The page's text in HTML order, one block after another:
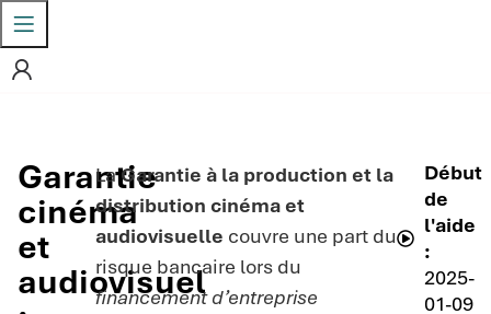
Garantie
cinéma
et
audiovisuel
LaGarantie à la production et la
distribution cinéma et
audiovisuelle couvre une part du
risque bancaire lors du
financement d’entreprise
Début
de
l'aide
:
2025-
01-09